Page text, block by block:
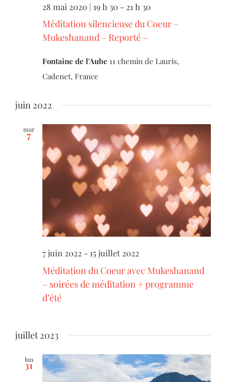
28 mai 2020 | 19 h 30 - 21 h 30
Méditation silencieuse du Coeur –
Mukeshanand – Reporté –
Fontaine de l'Aube 11 chemin de Lauris,
Cadenet, France
juin 2022
mar
7
7 juin 2022 - 15 juillet 2022
Méditation du Coeur avec Mukeshanand
– soirées de méditation + programme
d’été
juillet 2023
lun
31